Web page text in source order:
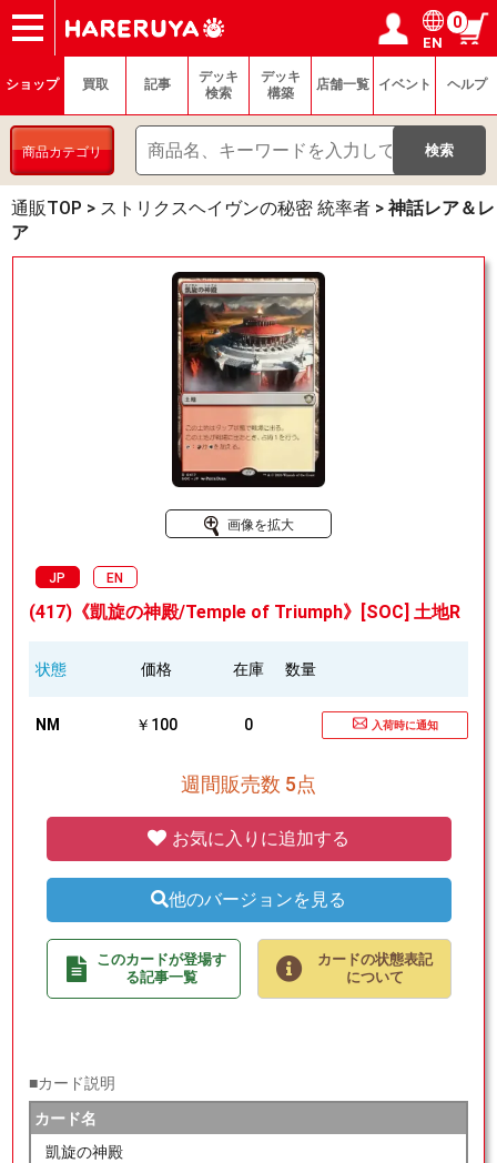
ショップ
買取
記事
デッキ検索
デッキ構築
選手一覧
店舗一覧
イベント
ヘルプ
お問い合わせ ログイン／会員登録
マイページ
EN
0
ショップ 買取 記事
デッキ
検索
デッキ
構築
店舗一覧 イベント ヘルプ
商品カテゴリ
通販TOP > ストリクスヘイヴンの秘密 統率者 > 神話レア＆レ
ア
画像を拡大
JP EN
(417)《凱旋の神殿/Temple of Triumph》[SOC] 土地R
状態 価格 在庫 数量
NM ￥100 0 入荷時に通知
週間販売数 5点
お気に入りに追加する
他のバージョンを見る
このカードが登場す
る記事一覧
カードの状態表記
について
■カード説明
カード名
凱旋の神殿